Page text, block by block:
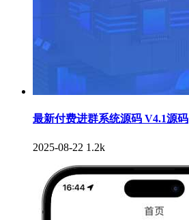
最新付费进群系统源码 V4.1源码
2025-08-22 1.2k